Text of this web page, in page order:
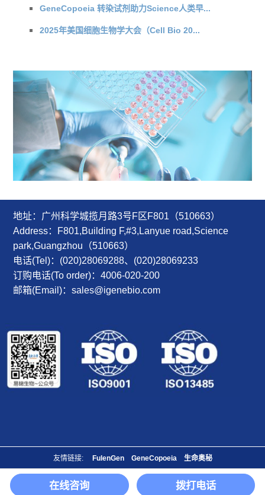
GeneCopoeia 转染试剂助力Science人类早...
2025年美国细胞生物学大会（Cell Bio 20...
地址：广州科学城揽月路3号F区F801（510663）
Address：F801,Building F,#3,Lanyue road,Science
park,Guangzhou（510663）
电话(Tel)：(020)28069288、(020)28069233
订购电话(To order)：4006-020-200
邮箱(Email)：sales@igenebio.com
友情链接: FulenGen GeneCopoeia
生命奥秘
Copyright© 2014-2026 iGene Biotechnology Co., Ltd. All Rights Reserved.
粤ICP备14045132号
在线咨询 拨打电话